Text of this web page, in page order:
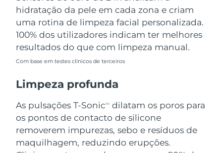
hidratação da pele em cada zona e criam
uma rotina de limpeza facial personalizada.
100% dos utilizadores indicam ter melhores
resultados do que com limpeza manual.
Com base em testes clínicos de terceiros
Limpeza profunda
As pulsações T-SonicTM
dilatam os poros para
os pontos de contacto de silicone
removerem impurezas, sebo e resíduos de
maquilhagem, reduzindo erupções.
Omã Entrega prevista8/14/26
Filipinas Entrega prevista
Entrega prevista
Portugal
Porto Rico
Catar
Reunião Entrega prevista